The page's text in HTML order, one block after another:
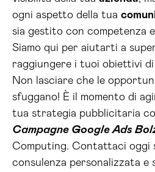
ogni aspetto della tua
sia gestito con competenza
Siamo qui per aiutarti a
raggiungere i tuoi obiettivi di
Non lasciare che le
sfuggano! È il momento di
tua strategia pubblicitaria
Campagne Google Ads
Computing. Contattaci oggi
consulenza personalizzata e